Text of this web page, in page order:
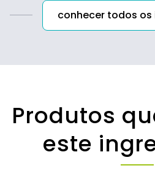
conhecer todos os
Produtos
este